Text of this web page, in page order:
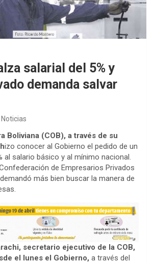
salarial del 5% y
demanda salvar
Noticias
Boliviana (COB), a través de su
izo conocer al Gobierno el pedido de un
al salario básico y al mínimo nacional.
de Empresarios Privados
más bien buscar la manera de
secretario ejecutivo de la COB,
el lunes el Gobierno, a través del